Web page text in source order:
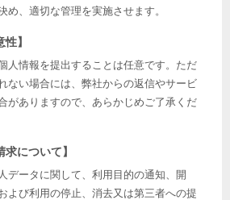
め、適切な管理を実施させます。
】
人情報を提出することは任意です。ただ
ない場合には、弊社からの返信やサービ
がありますので、あらかじめご了承くだ
求について】
データに関して、利用目的の通知、開
よび利用の停止、消去又は第三者への提